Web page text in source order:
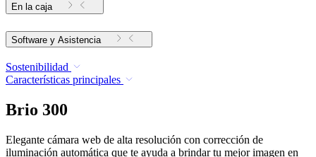
En la caja
Software y Asistencia
Sostenibilidad
Características principales
Brio 300
Elegante cámara web de alta resolución con corrección de
iluminación automática que te ayuda a brindar tu mejor imagen en